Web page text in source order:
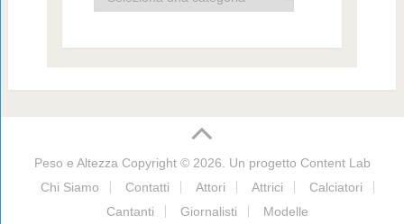
per
Peso e AltezzaCopyright © 2026. Un progetto Content Lab
Chi Siamo
Contatti Attori Attrici
Calciatori
Cantanti
Giornalisti Modelle